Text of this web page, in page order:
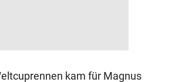
kam für Magnus